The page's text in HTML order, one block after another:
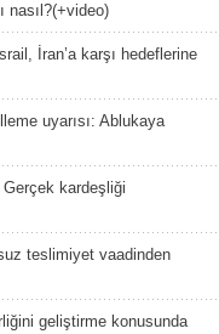
nasıl?(+video)
İran’a karşı hedeflerine
uyarısı: Ablukaya
kardeşliği
teslimiyet vaadinden
geliştirme konusunda